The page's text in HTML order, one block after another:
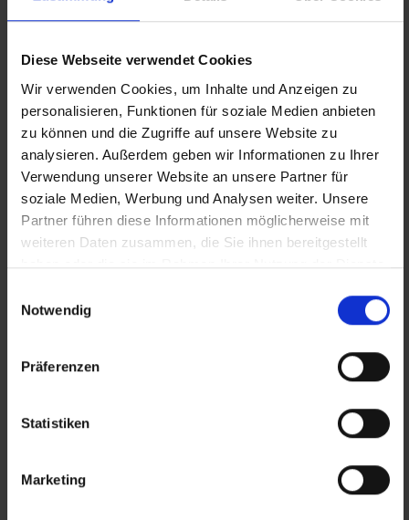
Diese Webseite verwendet Cookies
Wir verwenden Cookies, um Inhalte und Anzeigen zu
personalisieren, Funktionen für soziale Medien anbieten
zu können und die Zugriffe auf unsere Website zu
analysieren. Außerdem geben wir Informationen zu Ihrer
Verwendung unserer Website an unsere Partner für
soziale Medien, Werbung und Analysen weiter. Unsere
Partner führen diese Informationen möglicherweise mit
weiteren Daten zusammen, die Sie ihnen bereitgestellt
haben oder die sie im Rahmen Ihrer Nutzung der Dienste
Notwendig
Präferenzen
Statistiken
Marketing
Transitarbeitskraft im
KÜMMEREI-Einsatz
Beim sozialökonomischen
Beschäftigungsprojekt von Job-TransFair
haben Sie die Möglichkeit, in neun gefragten
Berufsfeldern wichtige Praxis für den ersten
Arbeitsmarkt zu sammeln. Dabei werden Sie
angeleitet.